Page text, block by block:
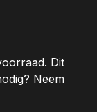
Dit
Neem